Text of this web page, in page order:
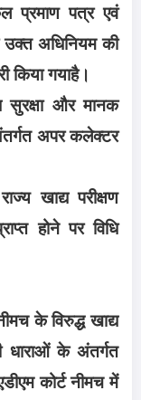
प्रमाण पत्र एवं
अधिनियम की
किया गयाहै।
सुरक्षा और मानक
अपर कलेक्टर
खाद्य परीक्षण
होने पर विधि
के विरुद्ध खाद्य
धाराओं के अंतर्गत
कोर्ट नीमच में